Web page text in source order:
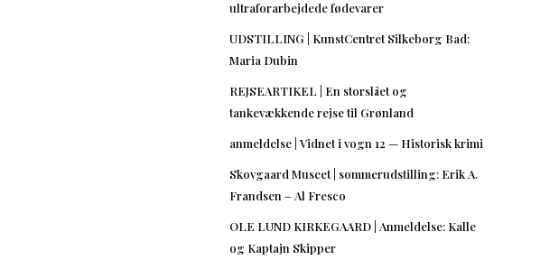
ultraforarbejdede fødevarer
UDSTILLING | KunstCentret Silkeborg Bad:
Maria Dubin
REJSEARTIKEL | En storslået og
tankevækkende rejse til Grønland
anmeldelse | Vidnet i vogn 12 — Historisk krimi
Skovgaard Museet | sommerudstilling: Erik A.
Frandsen – Al Fresco
OLE LUND KIRKEGAARD | Anmeldelse: Kalle
og Kaptajn Skipper